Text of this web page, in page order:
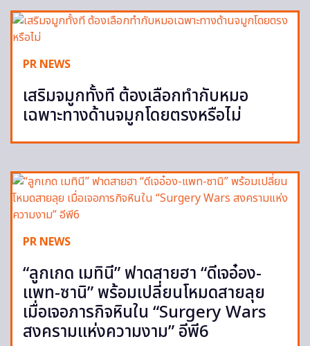
PR NEWS
เสริมจมูกทั้งที ต้องเลือกทำกับหมอ
เฉพาะทางด้านจมูกโดยตรงหรือไม่
PR NEWS
“ลูกเกด เมทินี” ฟาดสายฮา “ดีเจอ๋อง-
แพท-ซานิ” พร้อมเปลี่ยนโหมดสายลุย
เมื่อเจอภารกิจหินใน “Surgery Wars
สงครามแห่งความงาม” อีพี6